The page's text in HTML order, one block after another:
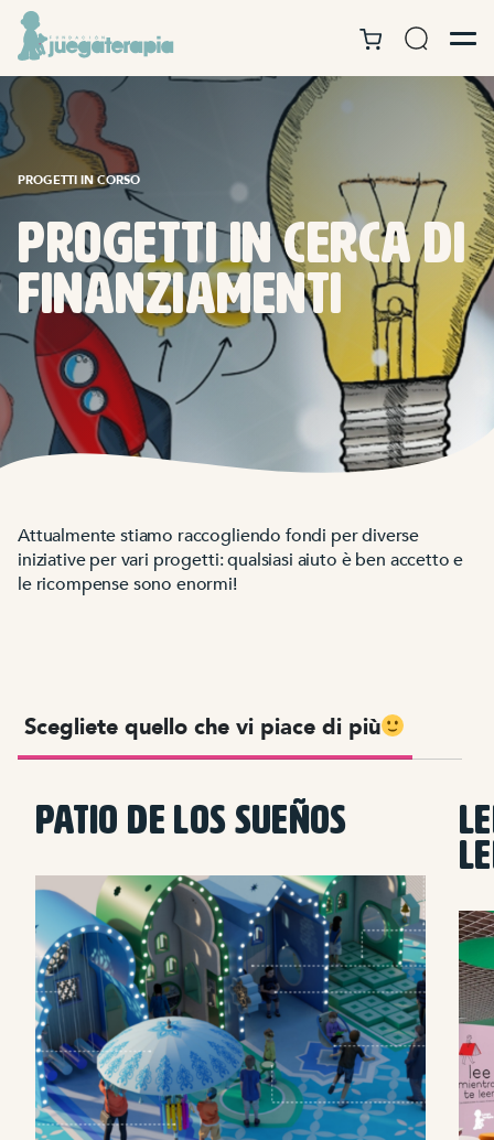
PROGETTI IN CORSO
Progetti in cerca di
finanziamenti
Attualmente stiamo raccogliendo fondi per diverse
iniziative per vari progetti: qualsiasi aiuto è ben accetto e
le ricompense sono enormi!
Scegliete quello che vi piace di più
PATIO DE LOS SUEÑOS